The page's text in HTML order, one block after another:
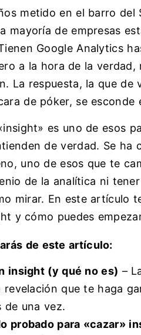
metido en el barro
mayoría de empresas
Google Analytics
a la hora de la
La respuesta, la que
de póker, se esconde
es uno de esos
de verdad. Se
uno de esos que te
de la analítica ni
mirar. En este artículo
y cómo puedes
de este artículo:
insight (y qué no es) –
revelación que te haga
de una vez.
probado para «cazar»